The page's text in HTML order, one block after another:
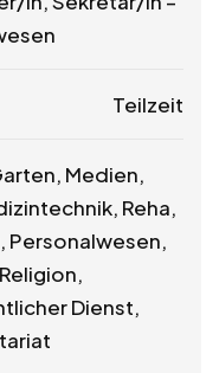
Teilzeit
Medien,
Reha,
Personalwesen,
Dienst,